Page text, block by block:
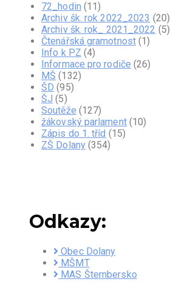
72_hodin (11)
Archiv šk. rok 2022_2023 (20)
Archiv šk. rok_ 2021_2022 (5)
Čtenářská gramotnost (1)
Info k PZ (4)
Informace pro rodiče (26)
MŠ (132)
ŠD (95)
ŠJ (5)
Soutěže (127)
žákovský parlament(10)
Zápis do 1. tříd (15)
ZŠ Dolany(354)
Odkazy:
Obec Dolany
MŠMT
MAS Šternbersko